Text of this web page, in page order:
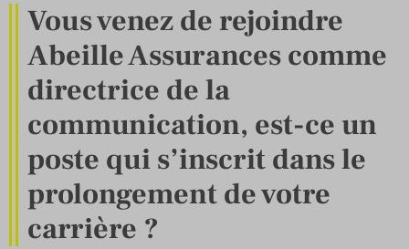
Vous venez de rejoindre
Abeille Assurances comme
directrice de la
communication, est-ce un
poste qui s’inscrit dans le
prolongement de votre
carrière ?